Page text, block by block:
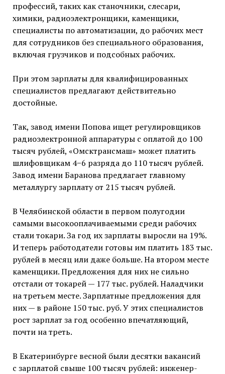
профессий, таких как станочники, слесари,
химики, радиоэлектронщики, каменщики,
специалисты по автоматизации, до рабочих мест
для сотрудников без специального образования,
включая грузчиков и подсобных рабочих.
При этом зарплаты для квалифицированных
специалистов предлагают действительно
достойные.
Так, завод имени Попова ищет регулировщиков
радиоэлектронной аппаратуры с оплатой до 100
тысяч рублей, «Омсктрансмаш» может платить
шлифовщикам 4−6 разряда до 110 тысяч рублей.
Завод имени Баранова предлагает главному
металлургу зарплату от 215 тысяч рублей.
В Челябинской области в первом полугодии
самыми высокооплачиваемыми среди рабочих
стали токари. За год их зарплаты выросли на 19%.
И теперь работодатели готовы им платить 183 тыс.
рублей в месяц или даже больше. На втором месте
каменщики. Предложения для них не сильно
отстали от токарей — 177 тыс. рублей. Наладчики
на третьем месте. Зарплатные предложения для
них — в районе 150 тыс. руб. У этих специалистов
рост зарплат за год особенно впечатляющий,
почти на треть.
В Екатеринбурге весной были десятки вакансий
с зарплатой свыше 100 тысяч рублей: инженер-